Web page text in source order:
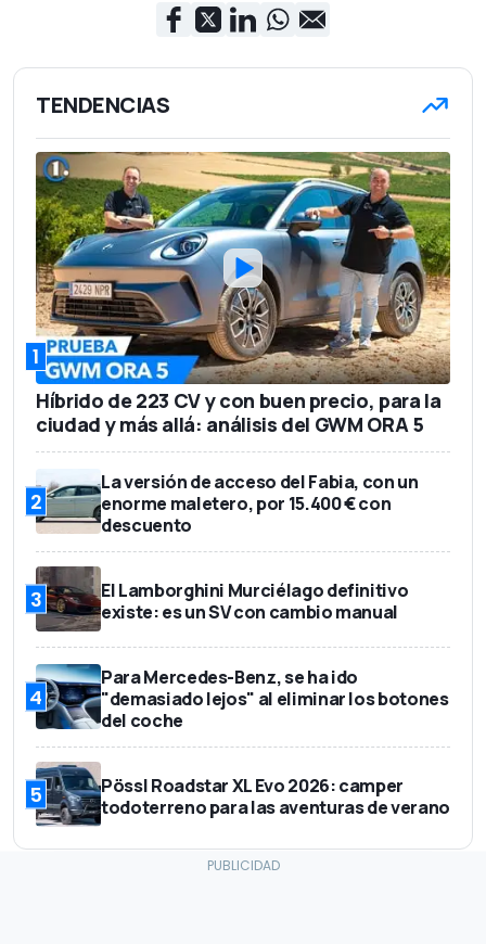
TENDENCIAS
1
Híbrido de 223 CV y con buen precio, para la
ciudad y más allá: análisis del GWM ORA 5
2
La versión de acceso del Fabia, con un
enorme maletero, por 15.400 € con
descuento
3
El Lamborghini Murciélago definitivo
existe: es un SV con cambio manual
4
Para Mercedes-Benz, se ha ido
"demasiado lejos" al eliminar los botones
del coche
5
Pössl Roadstar XL Evo 2026: camper
todoterreno para las aventuras de verano